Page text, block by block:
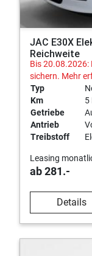
JAC E30X
Reichweite
Bis 20.08.2026:
sichern. Mehr
Typ
Km
5
Getriebe
Antrieb
Treibstoff
Leasing
ab 281.-
Details